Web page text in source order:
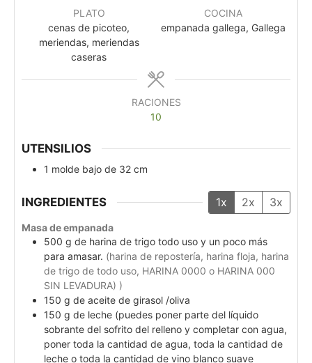
PLATO
cenas de picoteo,
meriendas, meriendas
caseras
COCINA
empanada gallega, Gallega
RACIONES
10
UTENSILIOS
1 molde bajo de 32 cm
INGREDIENTES 1x 2x 3x
Masa de empanada
500 g de harina de trigo todo uso y un poco más
para amasar. (harina de repostería, harina floja, harina
de trigo de todo uso, HARINA 0000 o HARINA 000
SIN LEVADURA) )
150 g de aceite de girasol /oliva
150 g de leche (puedes poner parte del líquido
sobrante del sofrito del relleno y completar con agua,
poner toda la cantidad de agua, toda la cantidad de
leche o toda la cantidad de vino blanco suave